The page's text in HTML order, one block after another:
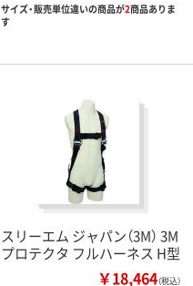
サイズ・販売単位違いの商品が2商品ありま
す
スリーエム ジャパン（3M） 3M
プロテクタ フルハーネス H型
￥18,464（税込）